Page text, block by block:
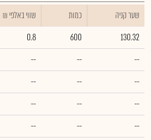
שער קניה כמות ₪ שווי באלפי
130.32
600
0.8
--
--
--
--
--
--
--
--
--
--
--
--